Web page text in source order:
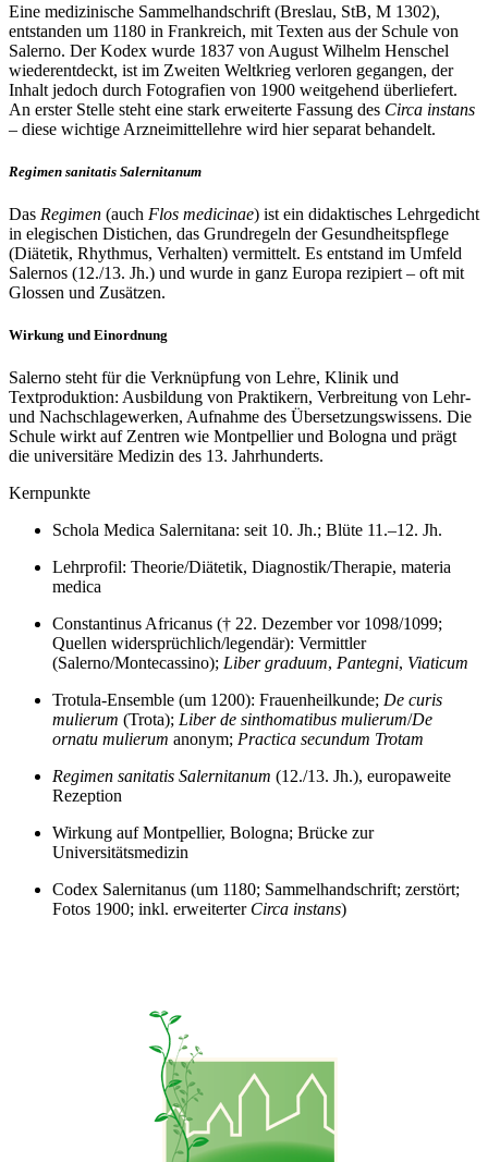
Eine medizinische Sammelhandschrift (Breslau, StB, M 1302),
entstanden um 1180 in Frankreich, mit Texten aus der Schule von
Salerno. Der Kodex wurde 1837 von August Wilhelm Henschel
wiederentdeckt, ist im Zweiten Weltkrieg verloren gegangen, der
Inhalt jedoch durch Fotografien von 1900 weitgehend überliefert.
An erster Stelle steht eine stark erweiterte Fassung des Circa instans
– diese wichtige Arzneimittellehre wird hier separat behandelt.
Regimen sanitatis Salernitanum
Das Regimen (auch Flos medicinae) ist ein didaktisches Lehrgedicht
in elegischen Distichen, das Grundregeln der Gesundheitspflege
(Diätetik, Rhythmus, Verhalten) vermittelt. Es entstand im Umfeld
Salernos (12./13. Jh.) und wurde in ganz Europa rezipiert – oft mit
Glossen und Zusätzen.
Wirkung und Einordnung
Salerno steht für die Verknüpfung von Lehre, Klinik und
Textproduktion: Ausbildung von Praktikern, Verbreitung von Lehr‑
und Nachschlagewerken, Aufnahme des Übersetzungswissens. Die
Schule wirkt auf Zentren wie Montpellier und Bologna und prägt
die universitäre Medizin des 13. Jahrhunderts.
Kernpunkte
Schola Medica Salernitana: seit 10. Jh.; Blüte 11.–12. Jh.
Lehrprofil: Theorie/Diätetik, Diagnostik/Therapie, materia
medica
Constantinus Africanus († 22. Dezember vor 1098/1099;
Quellen widersprüchlich/legendär): Vermittler
(Salerno/Montecassino); Liber graduum, Pantegni, Viaticum
Trotula‑Ensemble (um 1200): Frauenheilkunde; De curis
mulierum (Trota); Liber de sinthomatibus mulierum/De
ornatu mulierum anonym; Practica secundum Trotam
Regimen sanitatis Salernitanum (12./13. Jh.), europaweite
Rezeption
Wirkung auf Montpellier, Bologna; Brücke zur
Universitätsmedizin
Codex Salernitanus (um 1180; Sammelhandschrift; zerstört;
Fotos 1900; inkl. erweiterter Circa instans)